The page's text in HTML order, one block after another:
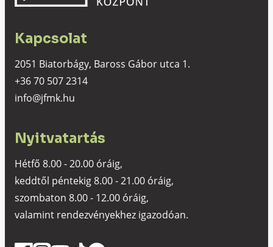
Kapcsolat
2051 Biatorbágy, Baross Gábor utca 1.
+36 70 507 2314
info@jfmk.hu
Nyitvatartás
Hétfő 8.00 - 20.00 óráig,
keddtől péntekig 8.00 - 21.00 óráig,
szombaton 8.00 - 12.00 óráig,
valamint rendezvényekhez igazodóan.